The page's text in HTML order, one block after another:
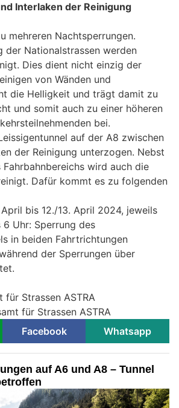
Interlaken der Reinigung
mehreren Nachtsperrungen.
der Nationalstrassen werden
Dies dient nicht einzig der
von Wänden und
die Helligkeit und trägt damit zu
und somit auch zu einer höheren
bei.
auf der A8 zwischen
der Reinigung unterzogen. Nebst
Fahrbahnbereichs wird auch die
Dafür kommt es zu folgenden
bis 12./13. April 2024, jeweils
Uhr: Sperrung des
in beiden Fahrtrichtungen
der Sperrungen über
für Strassen ASTRA
für Strassen ASTRA
Facebook Whatsapp
auf A6 und A8 – Tunnel